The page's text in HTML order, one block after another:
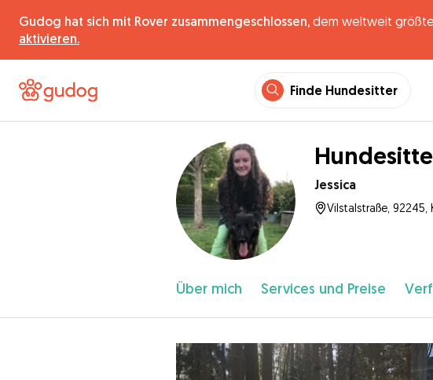
Gudog hat sich mit Rover zusammengeschlossen, dem weltweit
aktivieren.
Finde Hundesitter
Jessica
Vilstalstraße, 92245,
Über mich Services und Preise